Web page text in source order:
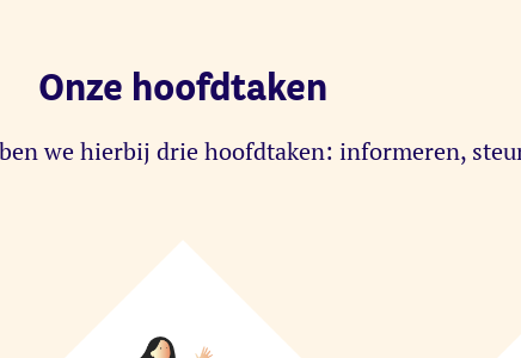
Onze hoofdtaken
we hierbij drie hoofdtaken: informeren,